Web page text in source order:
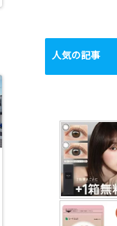
人気の記事